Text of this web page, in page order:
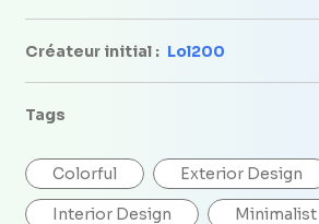
Créateur initial : Lol200
Tags
Colorful Exterior Design
Interior Design Minimalist